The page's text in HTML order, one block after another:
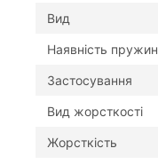
Вид
Наявність пружин
Застосування
Вид жорсткості
Жорсткість